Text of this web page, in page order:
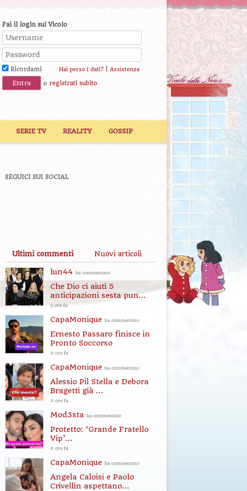
Fai il login sul Vicolo
Ricordami Hai perso i dati?| Assistenza
o registrati subito
SERIE TV REALITY GOSSIP
SEGUICI SUI SOCIAL
Ultimi commenti Nuovi articoli
lun44 ha commentato
Che Dio ci aiuti 5
anticipazioni sesta pun...
2 ore fa
CapaMonique ha commentato
Ernesto Passaro finisce in
Pronto Soccorso
5 ore fa
CapaMonique ha commentato
Alessio Pil Stella e Debora
Bragetti già ...
5 ore fa
Mod3sta ha commentato
Protetto: ‘Grande Fratello
Vip’...
6 ore fa
CapaMonique ha commentato
Angela Caloisi e Paolo
Crivellin aspettano...